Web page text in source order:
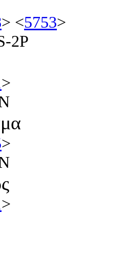
> <5753>
2P
>
>
>